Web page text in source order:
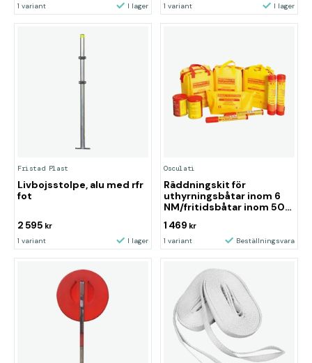
1 variant I lager 1 variant I lager
Fristad Plast
Livbojsstolpe, alu med rfr
fot
2 595 kr
1 variant I lager
Osculati
Räddningskit för
uthyrningsbåtar inom 6
NM/fritidsbåtar inom 50
1 469 kr
1 variant Beställningsvara